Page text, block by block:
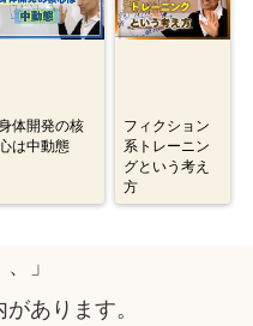
体開発の核
は中動態
フィクション
系トレーニン
グという考え
方
」
あります。